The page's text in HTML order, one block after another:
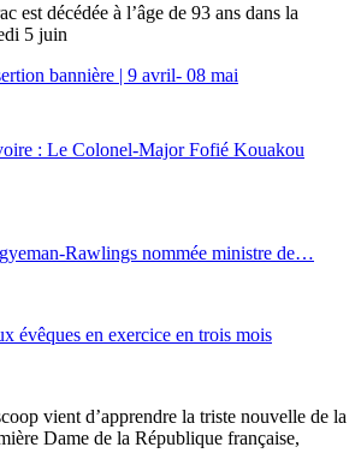
est décédée à l’âge de 93 ans dans la
5 juin
: Le Colonel-Major Fofié Kouakou
Rawlings nommée ministre de…
évêques en exercice en trois mois
vient d’apprendre la triste nouvelle de la
Dame de la République française,